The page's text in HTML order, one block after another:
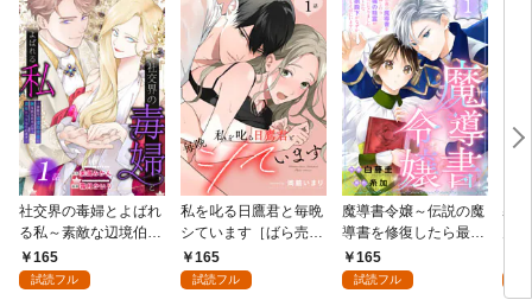
社交界の毒婦とよばれ
る私～素敵な辺境伯令
息に腕を折られたの
で、責任とってもらい
165
試読フル
私を叱る日鷹君と毎晩
シています［ばら売
り］ 第1話
165
試読フル
魔導書令嬢～伝説の魔
導書を修復したら最強
の精霊が味方になりま
した（クールな王弟殿
165
試読フル
寡
の
～